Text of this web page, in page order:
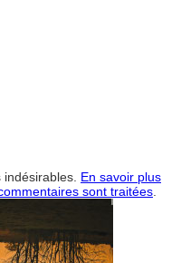
En savoir plus
sont traitées